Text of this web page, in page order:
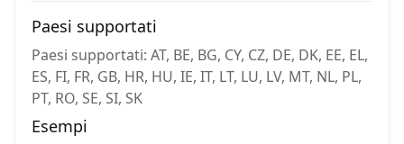
Paesi supportati
Paesi supportati: AT, BE, BG, CY, CZ, DE, DK, EE, EL,
ES, FI, FR, GB, HR, HU, IE, IT, LT, LU, LV, MT, NL, PL,
PT, RO, SE, SI, SK
Esempi